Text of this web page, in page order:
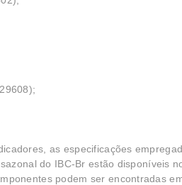
as especificações
do IBC-Br estão disponíveis
podem ser encontradas